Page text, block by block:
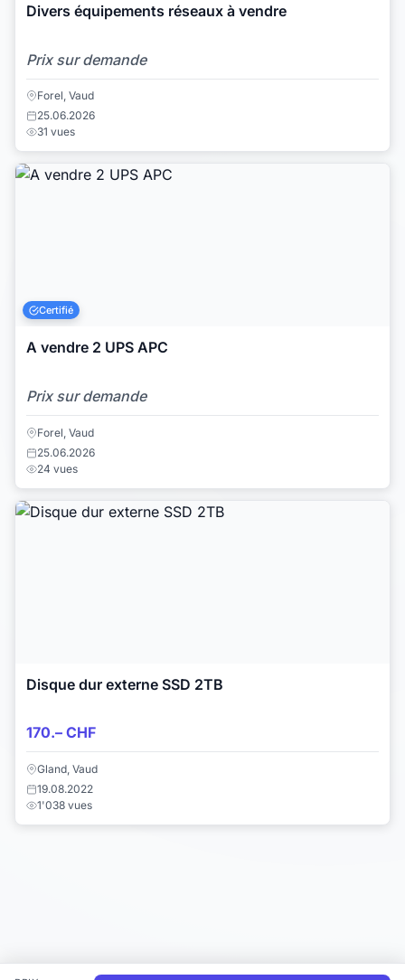
Divers équipements réseaux à vendre
Prix sur demande
Forel, Vaud
25.06.2026
31 vues
Certifié
A vendre 2 UPS APC
Prix sur demande
Forel, Vaud
25.06.2026
24 vues
Disque dur externe SSD 2TB
170.– CHF
Gland, Vaud
19.08.2022
1'038 vues